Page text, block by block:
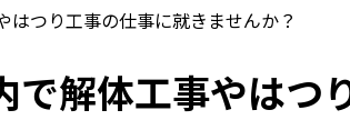
はつり工事の仕事に就きませんか？
で解体工事やは